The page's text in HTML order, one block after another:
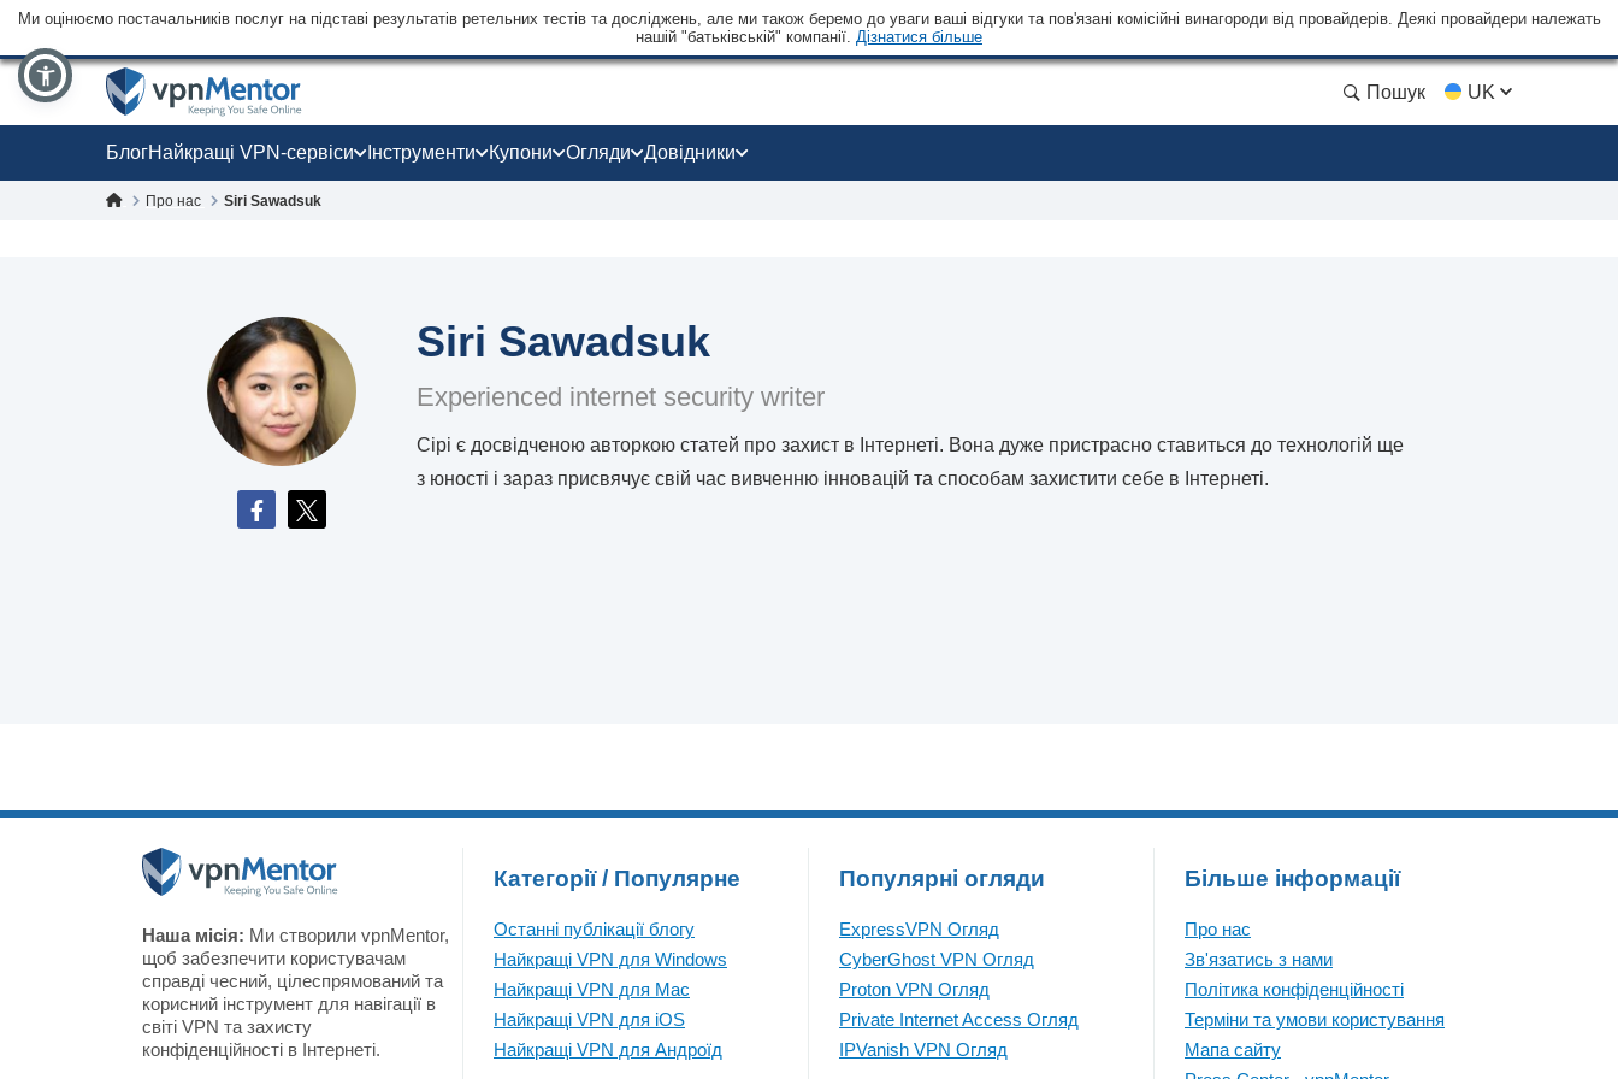
Ми оцінюємо постачальників послуг на підставі результатів ретельних тестів та досліджень, але ми також беремо до уваги ваші відгуки та пов'язані комісійні винагороди від провайдерів. Деякі провайдери належать
нашій "батьківській" компанії. Дізнатися більше
Пошук UK
БлогНайкращі VPN-сервіси Інструменти Купони Огляди Довідники
Про нас Siri Sawadsuk
Siri Sawadsuk
Experienced internet security writer
Сірі є досвідченою авторкою статей про захист в Інтернеті. Вона дуже пристрасно ставиться до технологій ще
з юності і зараз присвячує свій час вивченню інновацій та способам захистити себе в Інтернеті.
Наша місія: Ми створили vpnMentor,
щоб забезпечити користувачам
справді чесний, цілеспрямований та
корисний інструмент для навігації в
світі VPN та захисту
конфіденційності в Інтернеті.
Категорії / Популярне
Останні публікації блогу
Найкращі VPN для Windows
Найкращі VPN для Mac
Найкращі VPN для iOS
Найкращі VPN для Андроїд
Популярні огляди
ExpressVPN Огляд
CyberGhost VPN Огляд
Proton VPN Огляд
Private Internet Access Огляд
IPVanish VPN Огляд
Більше інформації
Про нас
Зв'язатись з нами
Політика конфіденційності
Терміни та умови користування
Мапа сайту